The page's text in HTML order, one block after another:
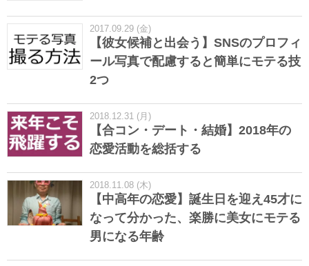
2017.09.29 (金)
【彼女候補と出会う】SNSのプロフィ
ール写真で配慮すると簡単にモテる技
2つ
2018.12.31 (月)
【合コン・デート・結婚】2018年の
恋愛活動を総括する
2018.11.08 (木)
【中高年の恋愛】誕生日を迎え45才に
なって分かった、楽勝に美女にモテる
男になる年齢